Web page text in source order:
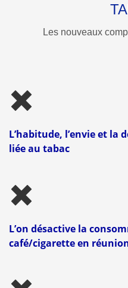
Les nouveaux
L’habitude, l’envie et la
liée au tabac
L’on désactive la
café/cigarette en